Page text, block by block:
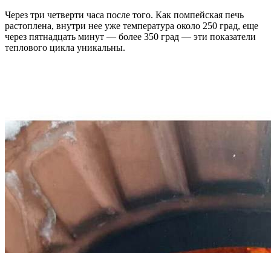
Через три четверти часа после того. Как помпейская печь
растоплена, внутри нее уже температура около 250 град, еще
через пятнадцать минут — более 350 град — эти показатели
теплового цикла уникальны.